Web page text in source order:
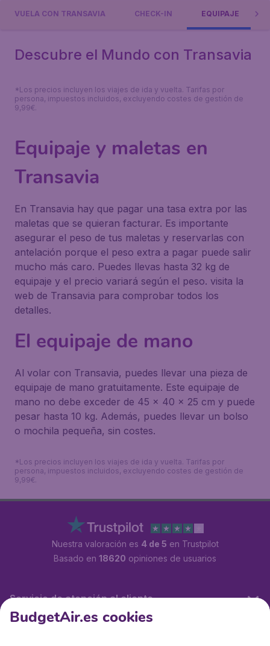
VUELA CON TRANSAVIA CHECK-IN EQUIPAJE
Descubre el Mundo con Transavia
*Los precios incluyen los viajes de ida y vuelta. Tarifas por
persona, impuestos incluidos, excluyendo costes de gestión de
9,99€.
Equipaje y maletas en
Transavia
En Transavia hay que pagar una tasa extra por las
maletas que se quieran facturar. Es importante
asegurar el peso de tus maletas y reservarlas con
antelación porque el peso extra a pagar puede salir
mucho más caro. Puedes llevas hasta 32 kg de
equipaje y el precio variará según el peso. visita la
web de Transavia para comprobar todos los
detalles.
El equipaje de mano
Al volar con Transavia, puedes llevar una pieza de
equipaje de mano gratuitamente. Este equipaje de
mano no debe exceder de 45 x 40 x 25 cm y puede
pesar hasta 10 kg. Además, puedes llevar un bolso
o mochila pequeña, sin costes.
*Los precios incluyen los viajes de ida y vuelta. Tarifas por
persona, impuestos incluidos, excluyendo costes de gestión de
9,99€.
Nuestra valoración es 4 de 5 en Trustpilot
Basado en 18620 opiniones de usuarios
Servicio de atención al cliente
BudgetAir.es cookies